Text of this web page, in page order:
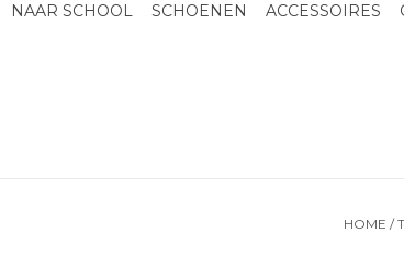
NAAR SCHOOL SCHOENEN ACCESSOIRES
HOME /